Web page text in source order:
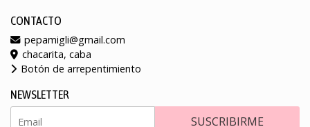
CONTACTO
pepamigli@gmail.com
chacarita, caba
Botón de arrepentimiento
NEWSLETTER
SUSCRIBIRME